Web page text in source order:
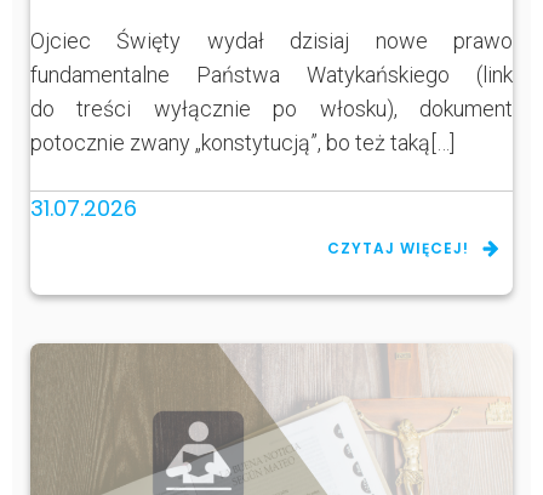
Ojciec Święty wydał dzisiaj nowe prawo
fundamentalne Państwa Watykańskiego (link
do treści wyłącznie po włosku), dokument
potocznie zwany „konstytucją”, bo też taką[…]
31.07.2026
CZYTAJ WIĘCEJ!